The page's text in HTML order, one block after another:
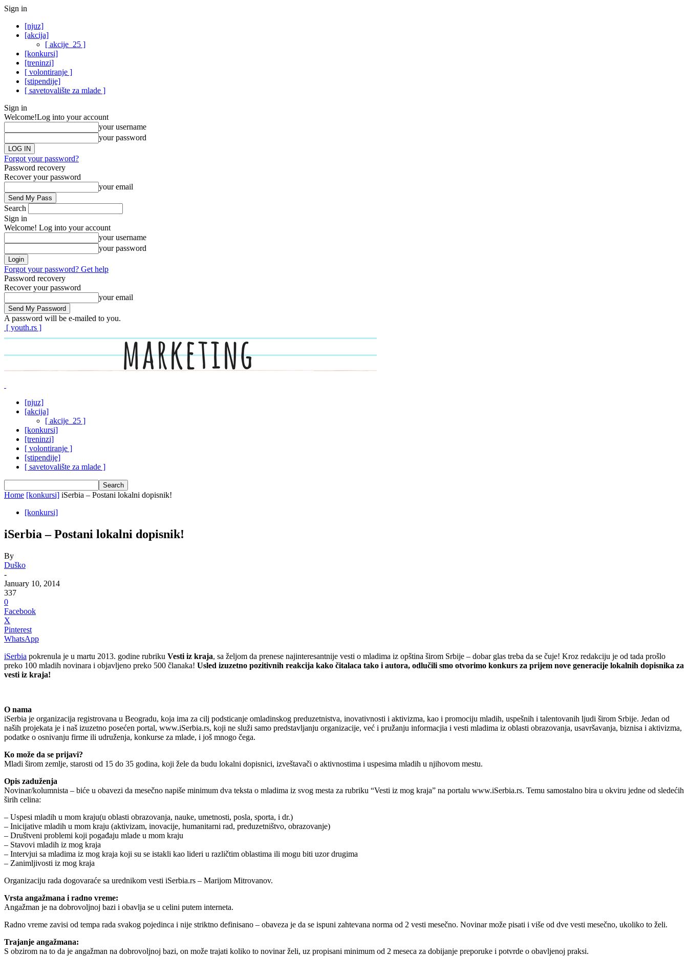
Sign in
[njuz]
[akcija]
[ akcije_25 ]
[konkursi]
[treninzi]
[ volontiranje ]
[stipendije]
[ savetovalište za mlade ]
Sign in
Welcome!Log into your account
your username
your password
Forgot your password?
Password recovery
Recover your password
your email
Search
Sign in
Welcome! Log into your account
your username
your password
Forgot your password? Get help
Password recovery
Recover your password
your email
A password will be e-mailed to you.
[ youth.rs ]
[njuz]
[akcija]
[ akcije_25 ]
[konkursi]
[treninzi]
[ volontiranje ]
[stipendije]
[ savetovalište za mlade ]
Home [konkursi] iSerbia – Postani lokalni dopisnik!
[konkursi]
iSerbia – Postani lokalni dopisnik!
By
Duško
-
January 10, 2014
337
0
Facebook
X
Pinterest
WhatsApp
iSerbia pokrenula je u martu 2013. godine rubriku Vesti iz kraja, sa željom da prenese najinteresantnije vesti o mladima iz opština širom Srbije – dobar glas treba da se čuje! Kroz redakciju je od tada prošlo
preko 100 mladih novinara i objavljeno preko 500 članaka! Usled izuzetno pozitivnih reakcija kako čitalaca tako i autora, odlučili smo otvorimo konkurs za prijem nove generacije lokalnih dopisnika za
vesti iz kraja!
O nama
iSerbia je organizacija registrovana u Beogradu, koja ima za cilj podsticanje omladinskog preduzetnistva, inovativnosti i aktivizma, kao i promociju mladih, uspešnih i talentovanih ljudi širom Srbije. Jedan od
naših projekata je i naš izuzetno posećen portal, www.iSerbia.rs, koji ne služi samo predstavljanju organizacije, već i pružanju informacjia i vesti mladima iz oblasti obrazovanja, usavršavanja, biznisa i aktivizma,
podatke o osnivanju firme ili udruženja, konkurse za mlade, i još mnogo čega.
Ko može da se prijavi?
Mladi širom zemlje, starosti od 15 do 35 godina, koji žele da budu lokalni dopisnici, izveštavači o aktivnostima i uspesima mladih u njihovom mestu.
Opis zaduženja
Novinar/kolumnista – biće u obavezi da mesečno napiše minimum dva teksta o mladima iz svog mesta za rubriku “Vesti iz mog kraja” na portalu www.iSerbia.rs. Temu samostalno bira u okviru jedne od sledećih
širih celina:
– Uspesi mladih u mom kraju(u oblasti obrazovanja, nauke, umetnosti, posla, sporta, i dr.)
– Inicijative mladih u mom kraju (aktivizam, inovacije, humanitarni rad, preduzetništvo, obrazovanje)
– Društveni problemi koji pogađaju mlade u mom kraju
– Stavovi mladih iz mog kraja
– Intervjui sa mladima iz mog kraja koji su se istakli kao lideri u različtim oblastima ili mogu biti uzor drugima
– Zanimljivosti iz mog kraja
Organizaciju rada dogovaraće sa urednikom vesti iSerbia.rs – Marijom Mitrovanov.
Vrsta angažmana i radno vreme:
Angažman je na dobrovoljnoj bazi i obavlja se u celini putem interneta.
Radno vreme zavisi od tempa rada svakog pojedinca i nije striktno definisano – obaveza je da se ispuni zahtevana norma od 2 vesti mesečno. Novinar može pisati i više od dve vesti mesečno, ukoliko to želi.
Trajanje angažmana:
S obzirom na to da je angažman na dobrovoljnoj bazi, on može trajati koliko to novinar želi, uz propisani minimum od 2 meseca za dobijanje preporuke i potvrde o obavljenoj praksi.